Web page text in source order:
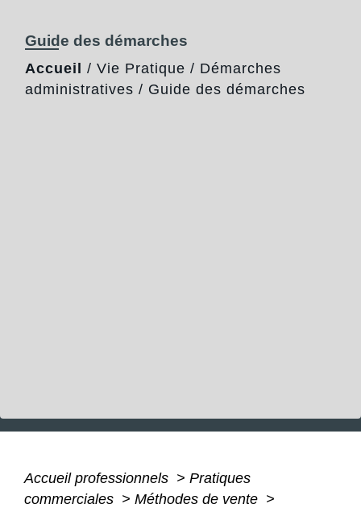
Guide des démarches
Accueil / Vie Pratique / Démarches
administratives / Guide des démarches
Accueil professionnels > Pratiques
commerciales > Méthodes de vente >